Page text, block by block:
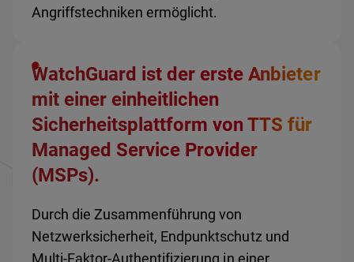
Angriffstechniken ermöglicht.
WatchGuard ist der erste Anbieter
mit einer einheitlichen
Sicherheitsplattform von TTS für
Managed Service Provider
(MSPs).
Durch die Zusammenführung von
Netzwerksicherheit, Endpunktschutz und
Multi-Faktor-Authentifizierung in einer